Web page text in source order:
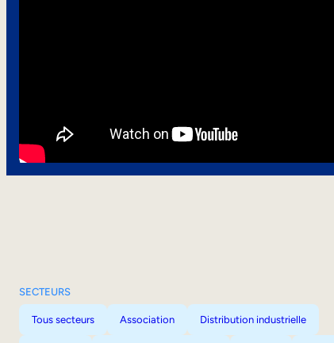
SECTEURS
Tous secteurs Association Distribution industrielle